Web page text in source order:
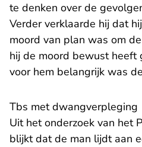
te denken over de
Verder verklaarde hij dat
moord van plan was om
hij de moord bewust
voor hem belangrijk was
Tbs met dwangverpleging
Uit het onderzoek van het
blijkt dat de man lijdt aan